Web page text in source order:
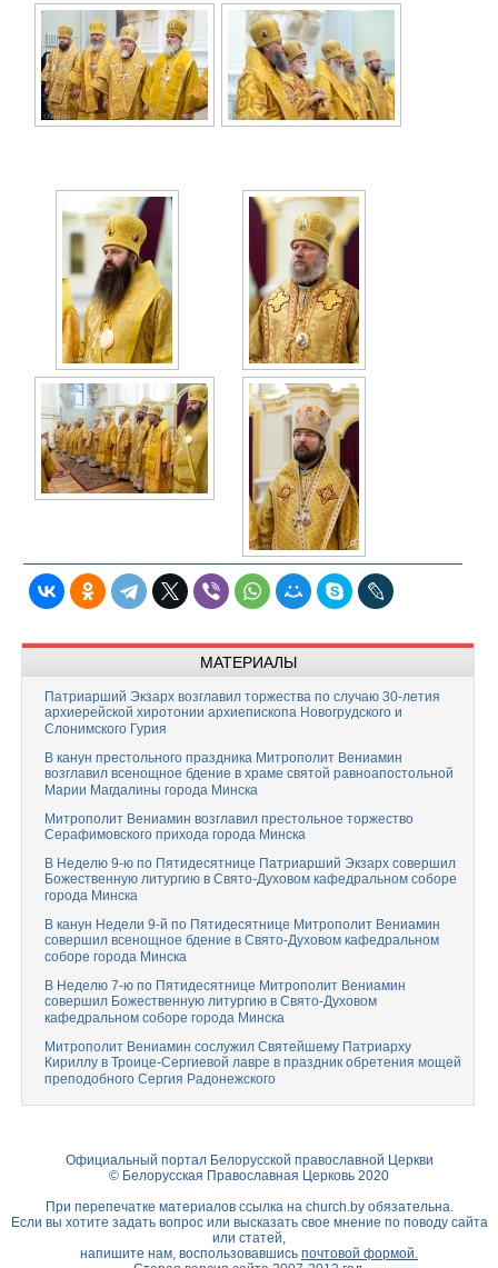
МАТЕРИАЛЫ
Патриарший Экзарх возглавил торжества по случаю 30-летия
архиерейской хиротонии архиепископа Новогрудского и
Слонимского Гурия
В канун престольного праздника Митрополит Вениамин
возглавил всенощное бдение в храме святой равноапостольной
Марии Магдалины города Минска
Митрополит Вениамин возглавил престольное торжество
Серафимовского прихода города Минска
В Неделю 9-ю по Пятидесятнице Патриарший Экзарх совершил
Божественную литургию в Свято-Духовом кафедральном соборе
города Минска
В канун Недели 9-й по Пятидесятнице Митрополит Вениамин
совершил всенощное бдение в Свято-Духовом кафедральном
соборе города Минска
В Неделю 7-ю по Пятидесятнице Митрополит Вениамин
совершил Божественную литургию в Свято-Духовом
кафедральном соборе города Минска
Митрополит Вениамин сослужил Святейшему Патриарху
Кириллу в Троице-Сергиевой лавре в праздник обретения мощей
преподобного Сергия Радонежского
Официальный портал Белорусской православной Церкви
© Белорусская Православная Церковь 2020
При перепечатке материалов ссылка на church.byобязательна.
Если вы хотите задать вопрос или высказать свое мнение по поводу сайта
или статей,
напишите нам, воспользовавшись почтовой формой.